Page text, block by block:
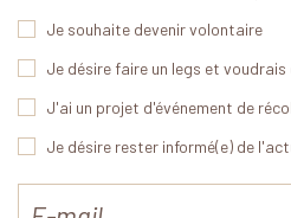
Je souhaite devenir volontaire
Je désire faire un legs et voudrais
J'ai un projet d'événement de
Je désire rester informé(e) de